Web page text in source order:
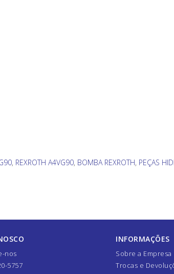
, REXROTH A4VG90, BOMBA REXROTH, PEÇAS
nos
5757
INFORMAÇÕES
Sobre a Empresa
Trocas e